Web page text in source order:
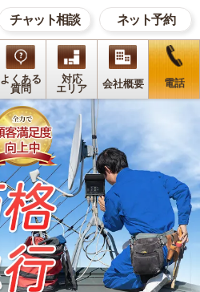
チャット相談 ネット予約
よくある
質問
対応
エリア
会社概要 電話